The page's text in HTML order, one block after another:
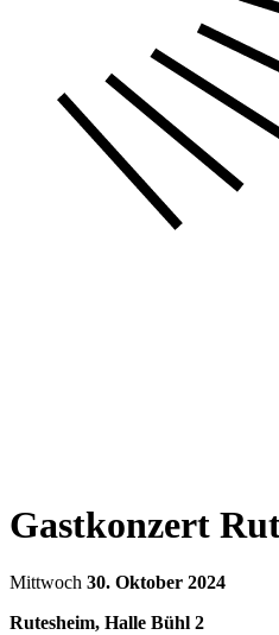
Gastkonzert
Mittwoch 30. Oktober 2024
Rutesheim, Halle Bühl 2